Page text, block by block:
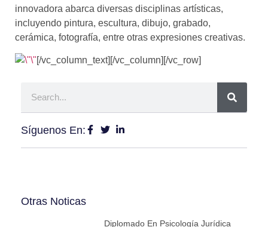
innovadora abarca diversas disciplinas artísticas,
incluyendo pintura, escultura, dibujo, grabado,
cerámica, fotografía, entre otras expresiones creativas.
[/vc_column_text][/vc_column][/vc_row]
Síguenos En:
Otras Noticas
Diplomado En Psicología Jurídica